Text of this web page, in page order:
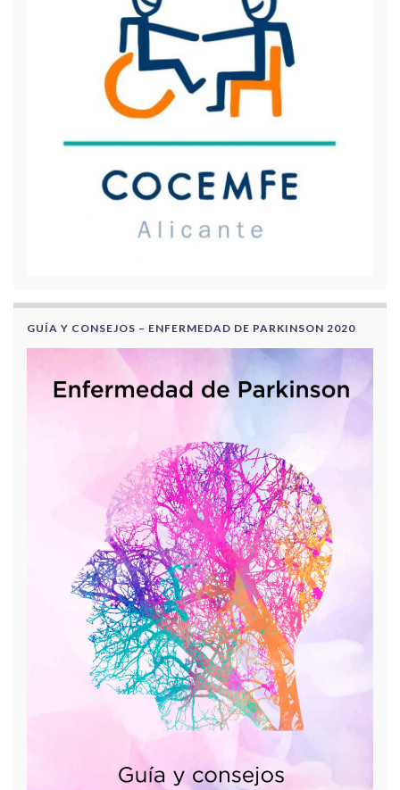
GUÍA Y CONSEJOS – ENFERMEDAD DE PARKINSON 2020